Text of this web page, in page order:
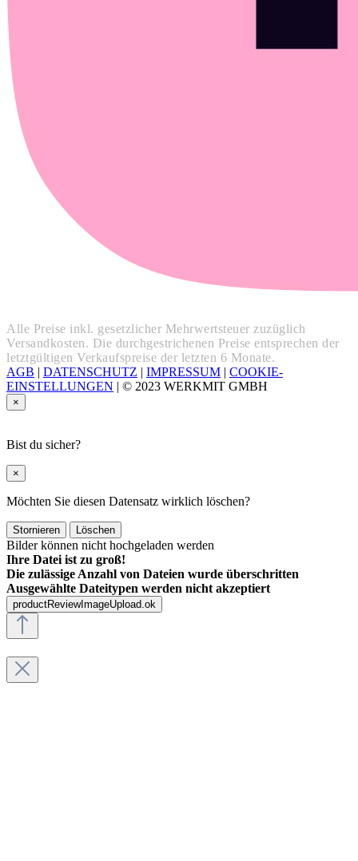
Alle Preise inkl. gesetzlicher Mehrwertsteuer zuzüglich
Versandkosten. Die durchgestrichenen Preise entsprechen der
letztgültigen Verkaufspreise der letzten 6 Monate.
AGB | DATENSCHUTZ | IMPRESSUM | COOKIE-
EINSTELLUNGEN | © 2023 WERKMIT GMBH
×
Bist du sicher?
×
Möchten Sie diesen Datensatz wirklich löschen?
Stornieren Löschen
Bilder können nicht hochgeladen werden
Ihre Datei ist zu groß!
Die zulässige Anzahl von Dateien wurde überschritten
Ausgewählte Dateitypen werden nicht akzeptiert
productReviewImageUpload.ok